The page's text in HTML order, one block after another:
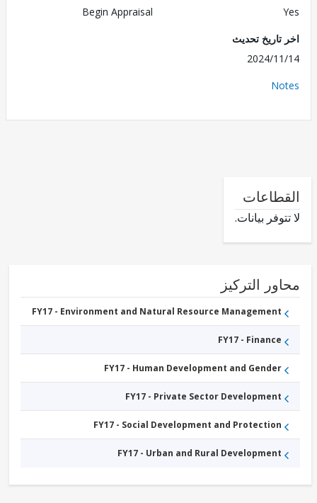
Begin Appraisal
تحديث
2024/
بيانات.
التركيز
FY17 - Environment and Natural Resource Management
FY17 - Finance
FY17 - Human Development and Gender
FY17 - Private Sector Development
FY17 - Social Development and Protection
FY17 - Urban and Rural Development